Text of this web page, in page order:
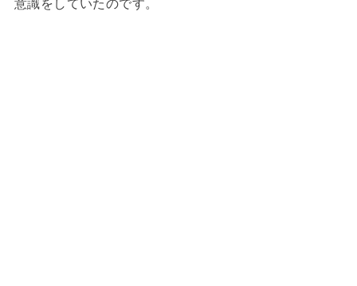
意識をしていたのです。